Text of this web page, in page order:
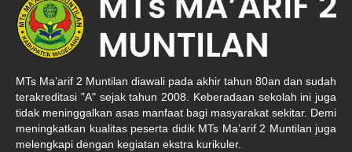
MTs Ma’arif 2 Muntilan diawali pada akhir tahun 80an dan sudah
terakreditasi "A" sejak tahun 2008. Keberadaan sekolah ini juga
tidak meninggalkan asas manfaat bagi masyarakat sekitar. Demi
meningkatkan kualitas peserta didik MTs Ma’arif 2 Muntilan juga
melengkapi dengan kegiatan ekstra kurikuler.